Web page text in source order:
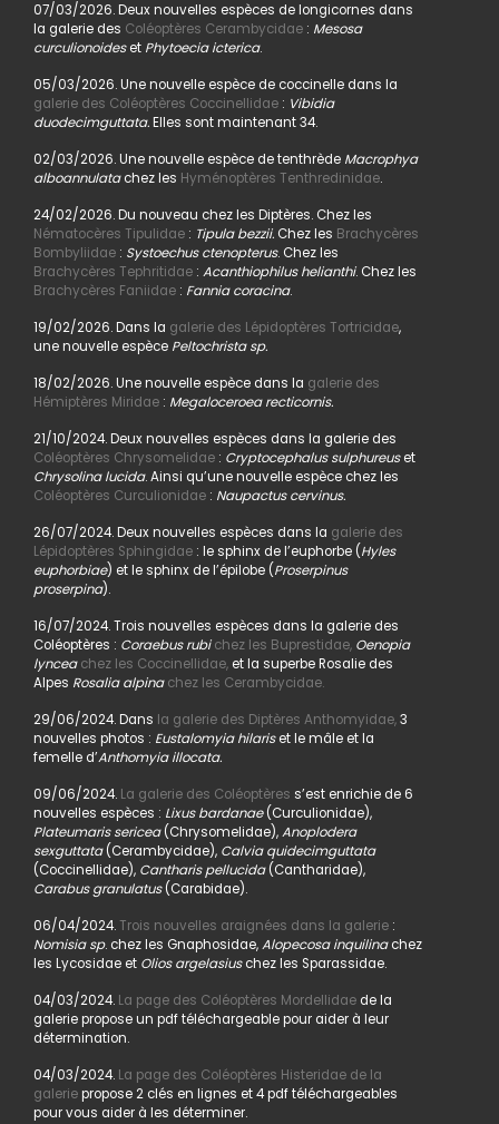
07/03/2026. Deux nouvelles espèces de longicornes dans
la galerie des Coléoptères Cerambycidae: Mesosa
curculionoideset Phytoecia icterica.
05/03/2026. Une nouvelle espèce de coccinelle dans la
galerie des Coléoptères Coccinellidae: Vibidia
duodecimguttata.Elles sont maintenant 34.
02/03/2026. Une nouvelle espèce de tenthrède Macrophya
alboannulatachez les Hyménoptères Tenthredinidae.
24/02/2026. Du nouveau chez les Diptères. Chez les
Nématocères Tipulidae: Tipula bezzii. Chez les Brachycères
Bombyliidae: Systoechus ctenopterus. Chez les
Brachycères Tephritidae: Acanthiophilus helianthi. Chez les
Brachycères Faniidae: Fannia coracina.
19/02/2026. Dans la galerie des Lépidoptères Tortricidae,
une nouvelle espèce Peltochrista sp.
18/02/2026. Une nouvelle espèce dans la galerie des
Hémiptères Miridae: Megaloceroea recticornis.
21/10/2024. Deux nouvelles espèces dans la galerie des
Coléoptères Chrysomelidae: Cryptocephalus sulphureuset
Chrysolina lucida. Ainsi qu’une nouvelle espèce chez les
Coléoptères Curculionidae : Naupactus cervinus.
26/07/2024. Deux nouvelles espèces dans la galerie des
Lépidoptères Sphingidae: le sphinx de l’euphorbe (Hyles
euphorbiae) et le sphinx de l’épilobe (Proserpinus
proserpina).
16/07/2024. Trois nouvelles espèces dans la galerie des
Coléoptères : Coraebus rubi chez les Buprestidae, Oenopia
lyncea chez les Coccinellidae,et la superbe Rosalie des
Alpes Rosalia alpina chez les Cerambycidae.
29/06/2024. Dans la galerie des Diptères Anthomyidae,3
nouvelles photos : Eustalomyia hilariset le mâle et la
femelle d’Anthomyia illocata.
09/06/2024.La galerie des Coléoptères s’est enrichie de 6
nouvelles espèces : Lixus bardanae(Curculionidae),
Plateumaris sericea(Chrysomelidae),Anoplodera
sexguttata(Cerambycidae), Calvia quidecimguttata
(Coccinellidae), Cantharis pellucida(Cantharidae),
Carabus granulatus(Carabidae).
06/04/2024.Trois nouvelles araignées dans la galerie:
Nomisia sp. chez les Gnaphosidae,Alopecosa inquilinachez
les Lycosidae et Olios argelasiuschez les Sparassidae.
04/03/2024. La page des Coléoptères Mordellidaede la
galerie propose un pdf téléchargeable pour aider à leur
détermination.
04/03/2024. La page des Coléoptères Histeridae de la
galeriepropose 2 clés en lignes et 4 pdf téléchargeables
pour vous aider à les déterminer.